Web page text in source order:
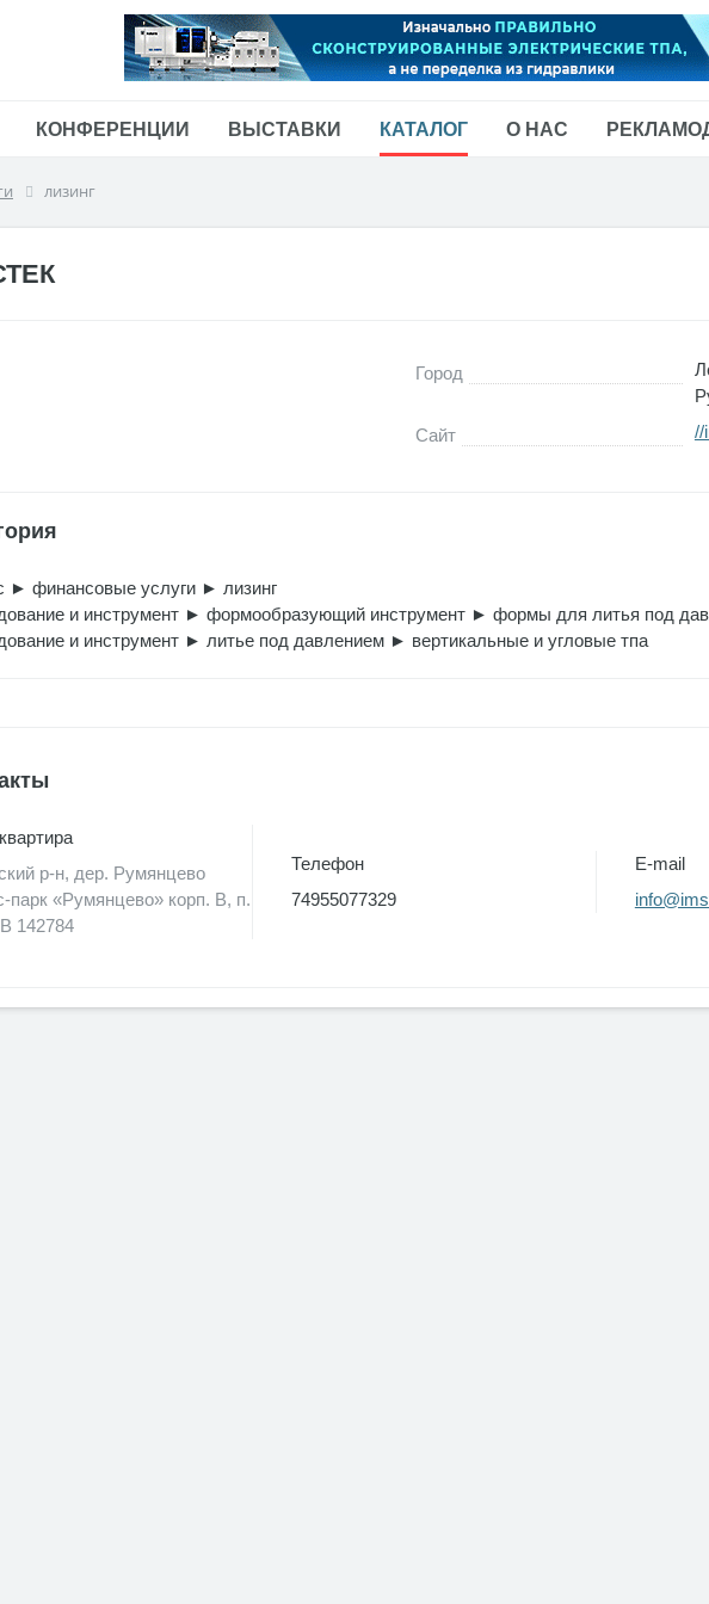
КОНФЕРЕНЦИИ ВЫСТАВКИ КАТАЛОГ О НАС
лизинг
Город
Сайт
//
► финансовые услуги ► лизинг
и инструмент ► формообразующий инструмент ► формы для литья под
и инструмент ► литье под давлением ► вертикальные и угловые тпа
р-н, дер. Румянцево
парк «Румянцево» корп. В, п.
142784
Телефон
74955077329
E-mail